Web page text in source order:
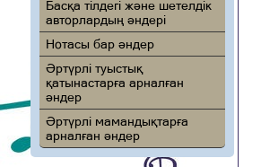
Басқа тілдегі және шетелдік
авторлардың әндері
Нотасы бар әндер
Әртүрлі туыстық
қатынастарға арналған
әндер
Әртүрлі мамандықтарға
арналған әндер